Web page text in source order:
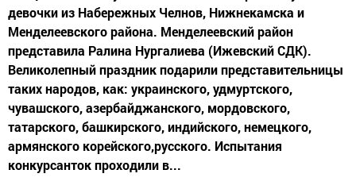
девочки из Набережных Челнов, Нижнекамска и
Менделеевского района. Менделеевский район
представила Ралина Нургалиева (Ижевский СДК).
Великолепный праздник подарили представительницы
таких народов, как: украинского, удмуртского,
чувашского, азербайджанского, мордовского,
татарского, башкирского, индийского, немецкого,
армянского корейского,русского. Испытания
конкурсанток проходили в...